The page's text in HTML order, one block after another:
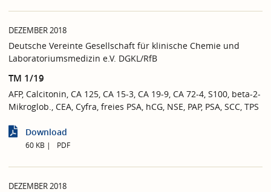
DEZEMBER 2018
Deutsche Vereinte Gesellschaft für klinische Chemie und
Laboratoriumsmedizin e.V. DGKL/RfB
TM 1/19
AFP, Calcitonin, CA 125, CA 15-3, CA 19-9, CA 72-4, S100, beta-2-
Mikroglob., CEA, Cyfra, freies PSA, hCG, NSE, PAP, PSA, SCC, TPS
Download
60 KB PDF
DEZEMBER 2018